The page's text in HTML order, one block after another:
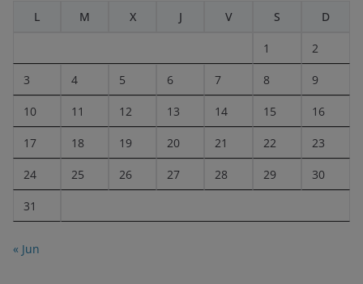
L
M X J V S D
1 2
3 4 5 6 7 8 9
10 11 12 13 14 15 16
17 18 19 20 21 22 23
24 25 26 27 28 29 30
31
« Jun